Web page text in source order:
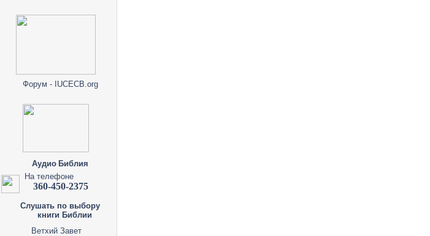
Форум - IUCECB.org
Аудио Библия
На телефоне
360-450-2375
Слушать по выбору
книги Библии
Ветхий Завет